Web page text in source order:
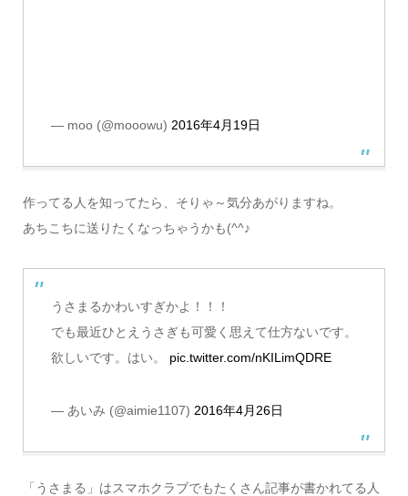
— moo (@mooowu) 2016年4月19日
作ってる人を知ってたら、そりゃ～気分あがりますね。
あちこちに送りたくなっちゃうかも(^^♪
うさまるかわいすぎかよ！！！
でも最近ひとえうさぎも可愛く思えて仕方ないです。
欲しいです。はい。 pic.twitter.com/nKILimQDRE
— あいみ (@aimie1107) 2016年4月26日
「うさまる」はスマホクラブでもたくさん記事が書かれてる人